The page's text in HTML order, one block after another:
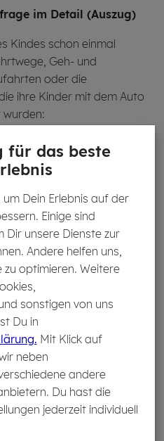
für das beste
Dein Erlebnis auf der
Einige sind
Dir unsere Dienste zur
Andere helfen uns,
optimieren. Weitere
sonstigen von uns
Du in
Mit Klick auf
neben
andere
Du hast die
jederzeit individuell
im De­tail (Aus­zug)
Kindes schon einmal
Geh- und
oder die
ihre Kinder mit dem Auto
wurden:
unter
35
35–
38 %
%
15 %
45 %